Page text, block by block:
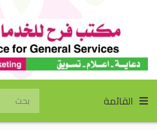
القائمة